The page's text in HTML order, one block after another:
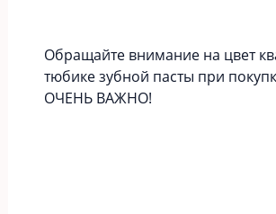
Обращайте внимание на цвет
тюбике зубной пасты при
ОЧЕНЬ ВАЖНО!